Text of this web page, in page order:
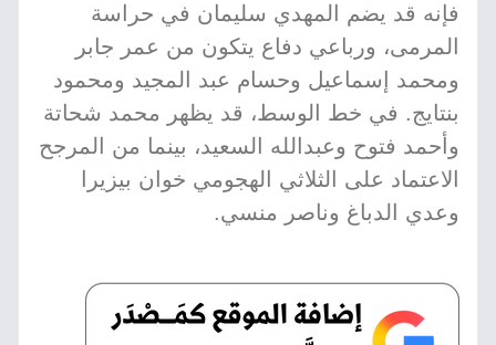
فإنه قد يضم المهدي سليمان في حراسة
المرمى، ورباعي دفاع يتكون من عمر جابر
ومحمد إسماعيل وحسام عبد المجيد ومحمود
بنتايج. في خط الوسط، قد يظهر محمد شحاتة
وأحمد فتوح وعبدالله السعيد، بينما من المرجح
الاعتماد على الثلاثي الهجومي خوان بيزيرا
وعدي الدباغ وناصر منسي.